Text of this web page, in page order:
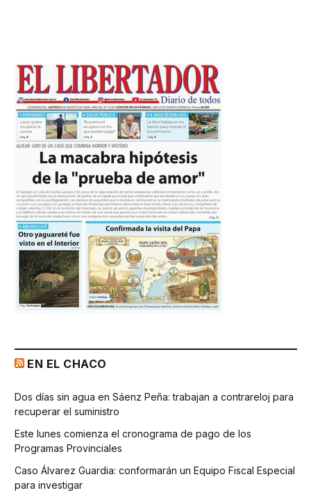
EN EL CHACO
Dos días sin agua en Sáenz Peña: trabajan a contrareloj para
recuperar el suministro
Este lunes comienza el cronograma de pago de los
Programas Provinciales
Caso Álvarez Guardia: conformarán un Equipo Fiscal Especial
para investigar